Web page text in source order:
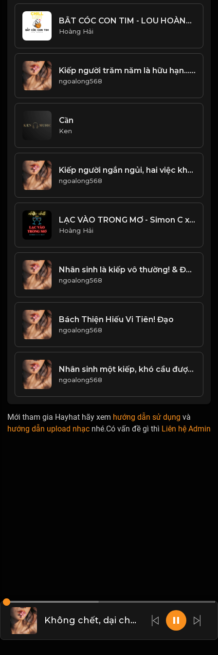
BẮT CÓC CON TIM - LOU HOÀNG - NHẠC CHILL CỰC HAY
Hoàng Hải
Kiếp người trăm năm là hữu hạn... Quá khứ đã qua, một đi không trở lại! & Đạo
ngoalong568
Cần
Ken
Kiếp người ngắn ngủi, hai việc không thể chờ đợi! & Đạo
ngoalong568
LẠC VÀO TRONG MƠ - Simon C x Wuy - NHẠC CHILL HOT TIKTOK
Hoàng Hải
Nhân sinh là kiếp vô thường! & Đạo
ngoalong568
Bách Thiện Hiếu Vi Tiên! Đạo
ngoalong568
Nhân sinh một kiếp, khó cầu được trọn vẹn! & Đạo
ngoalong568
Mới tham gia Hayhat hãy xem hướng dẫn sử dụng và
hướng dẫn upload nhạc nhé.Có vấn đề gì thì Liên hệ Admin
Không chết, dại chết, biết sống! Đạo